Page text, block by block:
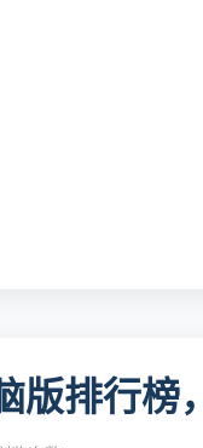
版排行榜